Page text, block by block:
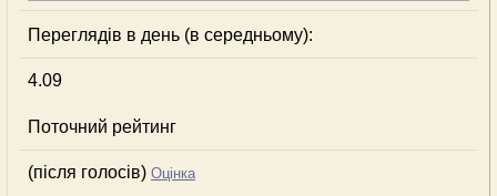
Переглядів в день (в середньому):
4.09
Поточний рейтинг
(після голосів) Оцінка